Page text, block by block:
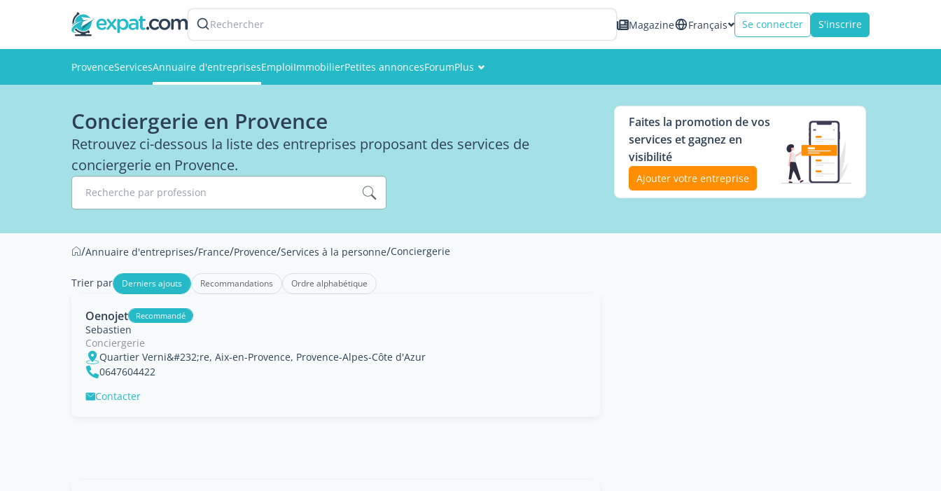
Rechercher Magazine Français Se connecter S'inscrire
ProvenceServicesAnnuaire d'entreprisesEmploiImmobilierPetites annoncesForumPlus
Conciergerie en Provence
Retrouvez ci-dessous la liste des entreprises proposant des services de
conciergerie en Provence.
Recherche par profession
Faites la promotion de vos
services et gagnez en
visibilité
Ajouter votre entreprise
/Annuaire d'entreprises/France/Provence/Services à la personne/Conciergerie
Trier par Derniers ajouts Recommandations Ordre alphabétique
Oenojet Recommandé
Sebastien
Conciergerie
Quartier Verni&#232;re, Aix-en-Provence, Provence-Alpes-Côte d'Azur
0647604422
Contacter